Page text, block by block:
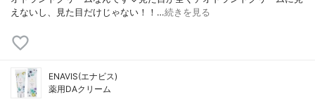
えないし、見た目だけじゃない！！…続きを見る
ENAVIS(エナビス)
薬用DAクリーム